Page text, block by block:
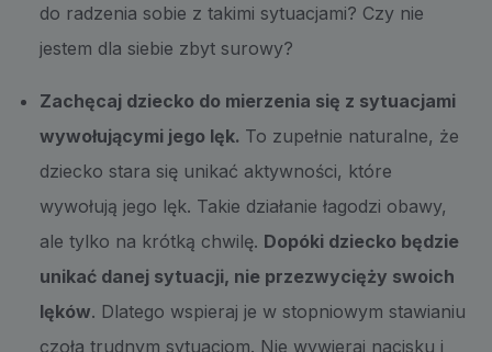
do radzenia sobie z takimi sytuacjami? Czy nie
jestem dla siebie zbyt surowy?
Zachęcaj dziecko do mierzenia się z sytuacjami
wywołującymi jego lęk. To zupełnie naturalne, że
dziecko stara się unikać aktywności, które
wywołują jego lęk. Takie działanie łagodzi obawy,
ale tylko na krótką chwilę. Dopóki dziecko będzie
unikać danej sytuacji, nie przezwycięży swoich
lęków. Dlatego wspieraj je w stopniowym stawianiu
czoła trudnym sytuacjom. Nie wywieraj nacisku i